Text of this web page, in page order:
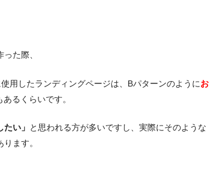
た際、
用したランディングページは、Bパターンのようにお
あるくらいです。
たい」 と思われる方が多いですし、実際にそのような
ます。